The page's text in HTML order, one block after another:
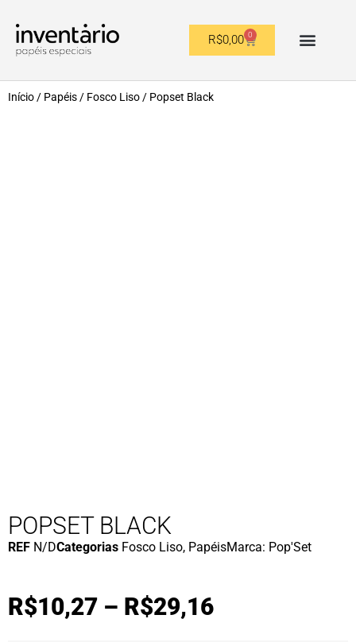
R$0,00 0
Início / Papéis / Fosco Liso / Popset Black
POPSET BLACK
REF N/DCategorias Fosco Liso, PapéisMarca: Pop'Set
R$10,27 – R$29,16